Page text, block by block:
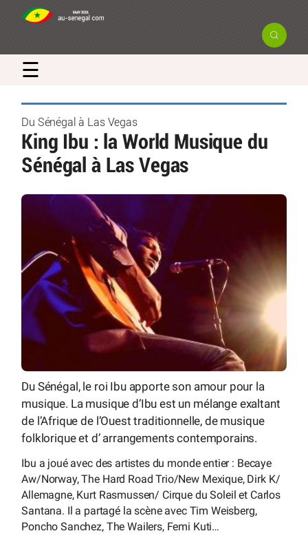
☰
Du Sénégal à Las Vegas
King Ibu : la World Musique du
Sénégal à Las Vegas
Du Sénégal, le roi Ibu apporte son amour pour la
musique. La musique d’Ibu est un mélange exaltant
de l’Afrique de l’Ouest traditionnelle, de musique
folklorique et d’ arrangements contemporains.
Ibu a joué avec des artistes du monde entier : Becaye
Aw/Norway, The Hard Road Trio/New Mexique, Dirk K/
Allemagne, Kurt Rasmussen/ Cirque du Soleil et Carlos
Santana. Il a partagé la scène avec Tim Weisberg,
Poncho Sanchez, The Wailers, Femi Kuti…